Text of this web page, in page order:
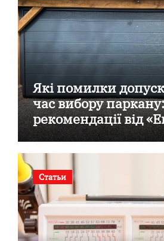
Які помилки
час вибору паркану:
рекомендації від
Статьи